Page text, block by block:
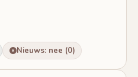
Nieuws: nee (0)